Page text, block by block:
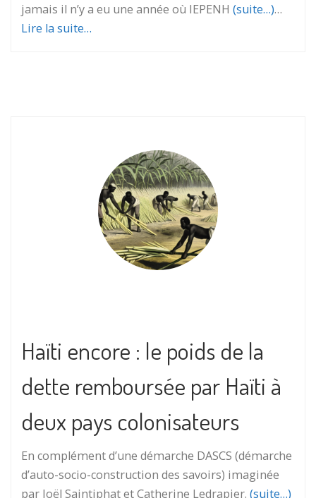
jamais il n’y a eu une année où IEPENH (suite…)…
Lire la suite…
Haïti encore : le poids de la
dette remboursée par Haïti à
deux pays colonisateurs
En complément d’une démarche DASCS (démarche
d’auto-socio-construction des savoirs) imaginée
par Joël Saintiphat et Catherine Ledrapier. (suite…)